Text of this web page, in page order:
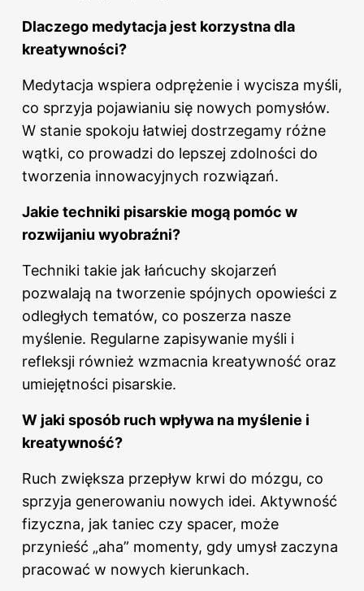
Dlaczego medytacja jest korzystna dla
kreatywności?
Medytacja wspiera odprężenie i wycisza myśli,
co sprzyja pojawianiu się nowych pomysłów.
W stanie spokoju łatwiej dostrzegamy różne
wątki, co prowadzi do lepszej zdolności do
tworzenia innowacyjnych rozwiązań.
Jakie techniki pisarskie mogą pomóc w
rozwijaniu wyobraźni?
Techniki takie jak łańcuchy skojarzeń
pozwalają na tworzenie spójnych opowieści z
odległych tematów, co poszerza nasze
myślenie. Regularne zapisywanie myśli i
refleksji również wzmacnia kreatywność oraz
umiejętności pisarskie.
W jaki sposób ruch wpływa na myślenie i
kreatywność?
Ruch zwiększa przepływ krwi do mózgu, co
sprzyja generowaniu nowych idei. Aktywność
fizyczna, jak taniec czy spacer, może
przynieść „aha” momenty, gdy umysł zaczyna
pracować w nowych kierunkach.